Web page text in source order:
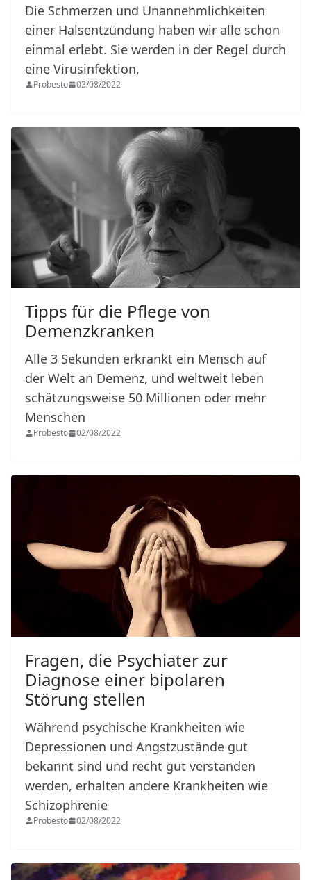
Die Schmerzen und Unannehmlichkeiten
einer Halsentzündung haben wir alle schon
einmal erlebt. Sie werden in der Regel durch
eine Virusinfektion,
Probesto 03/08/2022
Tipps für die Pflege von
Demenzkranken
Alle 3 Sekunden erkrankt ein Mensch auf
der Welt an Demenz, und weltweit leben
schätzungsweise 50 Millionen oder mehr
Menschen
Probesto 02/08/2022
Fragen, die Psychiater zur
Diagnose einer bipolaren
Störung stellen
Während psychische Krankheiten wie
Depressionen und Angstzustände gut
bekannt sind und recht gut verstanden
werden, erhalten andere Krankheiten wie
Schizophrenie
Probesto 02/08/2022